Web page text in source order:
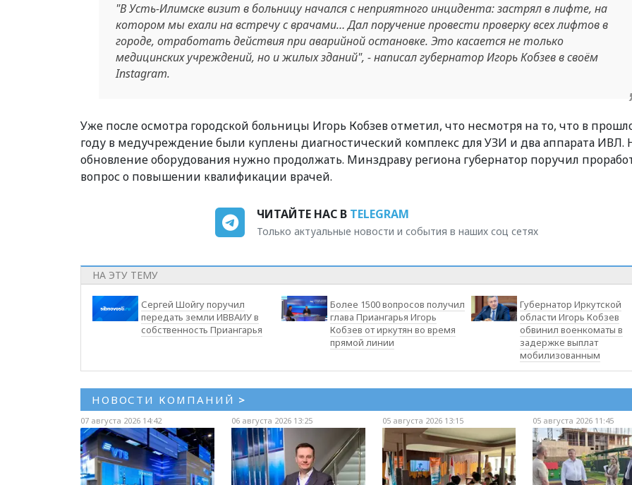
"В Усть-Илимске визит в больницу начался с неприятного инцидента: застрял в лифте, на
котором мы ехали на встречу с врачами… Дал поручение провести проверку всех лифтов в
городе, отработать действия при аварийной остановке. Это касается не только
медицинских учреждений, но и жилых зданий", - написал губернатор Игорь Кобзев в своём
Instagram.
Уже после осмотра городской больницы Игорь Кобзев отметил, что несмотря на то, что в
году в медучреждение были куплены диагностический комплекс для УЗИ и два аппарата ИВЛ.
обновление оборудования нужно продолжать. Минздраву региона губернатор поручил
вопрос о повышении квалификации врачей.
ЧИТАЙТЕ НАС В TELEGRAM
Только актуальные новости и события в наших соц сетях
НА ЭТУ ТЕМУ
Сергей Шойгу поручил
передать земли ИВВАИУ в
собственность Приангарья
Более 1500 вопросов получил
глава Приангарья Игорь
Кобзев от иркутян во время
прямой линии
Губернатор Иркутской
области Игорь Кобзев
обвинил военкоматы в
задержке выплат
мобилизованным
НОВОСТИ КОМПАНИЙ >
07 августа 2026 14:42 06 августа 2026 13:25 05 августа 2026 13:15 05 августа 2026 11:45